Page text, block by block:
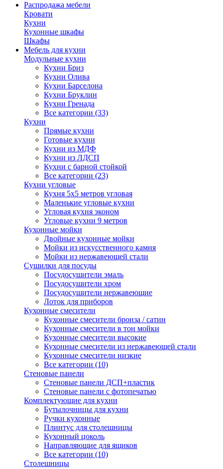
Распродажа мебели
Кровати
Кухни
Кухонные шкафы
Шкафы
Мебель для кухни
Модульные кухни
Кухни Бриз
Кухни Олива
Кухни Барселона
Кухни Бруклин
Кухни Гренада
Все категории (33)
Кухни
Прямые кухни
Готовые кухни
Кухни из МДФ
Кухни из ЛДСП
Кухни с барной стойкой
Все категории (23)
Кухни угловые
Кухня 5х5 метров угловая
Маленькие угловые кухни
Угловая кухня эконом
Угловые кухни 9 метров
Кухонные мойки
Двойные кухонные мойки
Мойки из искусственного камня
Мойки из нержавеющей стали
Сушилки для посуды
Посудосушители эмаль
Посудосушители хром
Посудосушители нержавеющие
Лоток для приборов
Кухонные смесители
Кухонные смесители бронза / сатин
Кухонные смесители в тон мойки
Кухонные смесители высокие
Кухонные смесители из нержавеющей стали
Кухонные смесители низкие
Все категории (10)
Стеновые панели
Стеновые панели ДСП+пластик
Стеновые панели с фотопечатью
Комплектующие для кухни
Бутылочницы для кухни
Ручки кухонные
Плинтус для столешницы
Кухонный цоколь
Направляющие для ящиков
Все категории (10)
Столешницы